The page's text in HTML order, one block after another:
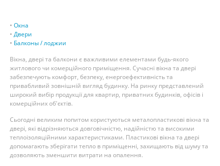
• Окна
• Двери
• Балконы / лоджии
Вікна, двері та балкони є важливими елементами будь-якого
житлового чи комерційного приміщення. Сучасні вікна та двері
забезпечують комфорт, безпеку, енергоефективність та
привабливий зовнішній вигляд будинку. На ринку представлений
широкий вибір продукції для квартир, приватних будинків, офісів і
комерційних об'єктів.
Сьогодні великим попитом користуються металопластикові вікна та
двері, які відрізняються довговічністю, надійністю та високими
теплоізоляційними характеристиками. Пластикові вікна та двері
допомагають зберігати тепло в приміщенні, захищають від шуму та
дозволяють зменшити витрати на опалення.